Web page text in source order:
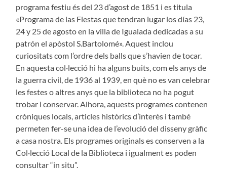
programa festiu és del 23 d’agost de 1851 i es titula
«Programa de las Fiestas que tendran lugar los días 23,
24 y 25 de agosto en la villa de Igualada dedicadas a su
patrón el apòstol S.Bartolomé». Aquest inclou
curiositats com l’ordre dels balls que s’havien de tocar.
En aquesta col·lecció hi ha alguns buits, com els anys de
la guerra civil, de 1936 al 1939, en què no es van celebrar
les festes o altres anys que la biblioteca no ha pogut
trobar i conservar. Alhora, aquests programes contenen
cròniques locals, articles històrics d’interès i també
permeten fer-se una idea de l’evolució del disseny gràfic
a casa nostra. Els programes originals es conserven a la
Col·lecció Local de la Biblioteca i igualment es poden
consultar “in situ”.